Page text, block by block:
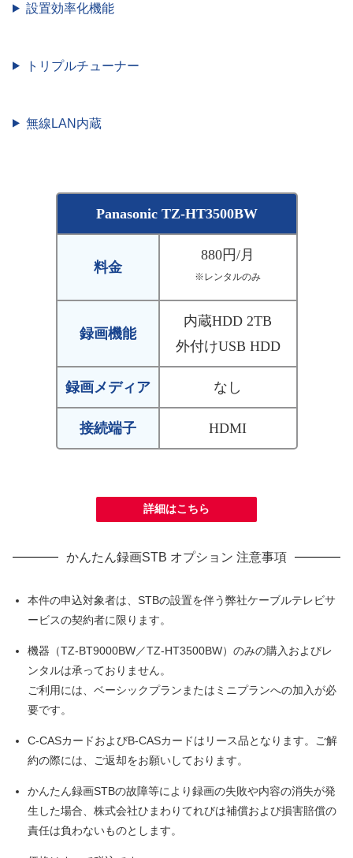
設置効率化機能
トリプルチューナー
無線LAN内蔵
Panasonic TZ-HT3500BW
料金
880円/月
※レンタルのみ
録画機能
内蔵HDD 2TB
外付けUSB HDD
録画メディア なし
接続端子 HDMI
詳細はこちら
かんたん録画STB オプション 注意事項
本件の申込対象者は、STBの設置を伴う弊社ケーブルテレビサ
ービスの契約者に限ります。
機器（TZ-BT9000BW／TZ-HT3500BW）のみの購入およびレ
ンタルは承っておりません。
ご利用には、ベーシックプランまたはミニプランへの加入が必
要です。
C-CASカードおよびB-CASカードはリース品となります。ご解
約の際には、ご返却をお願いしております。
かんたん録画STBの故障等により録画の失敗や内容の消失が発
生した場合、株式会社ひまわりてれびは補償および損害賠償の
責任は負わないものとします。